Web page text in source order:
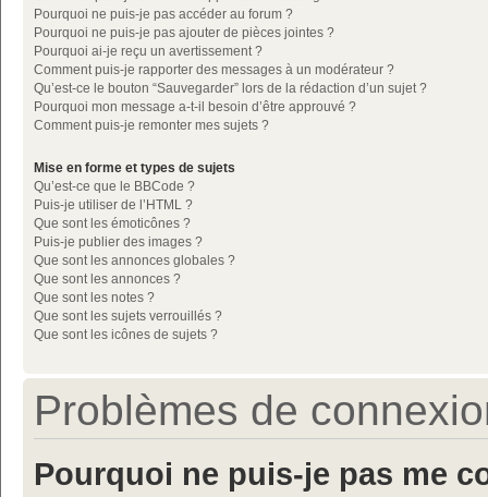
Pourquoi ne puis-je pas accéder au forum ?
Pourquoi ne puis-je pas ajouter de pièces jointes ?
Pourquoi ai-je reçu un avertissement ?
Comment puis-je rapporter des messages à un modérateur ?
Qu’est-ce le bouton “Sauvegarder” lors de la rédaction d’un sujet ?
Pourquoi mon message a-t-il besoin d’être approuvé ?
Comment puis-je remonter mes sujets ?
Mise en forme et types de sujets
Qu’est-ce que le BBCode ?
Puis-je utiliser de l’HTML ?
Que sont les émoticônes ?
Puis-je publier des images ?
Que sont les annonces globales ?
Que sont les annonces ?
Que sont les notes ?
Que sont les sujets verrouillés ?
Que sont les icônes de sujets ?
Problèmes de
Pourquoi ne puis-je pas me